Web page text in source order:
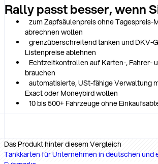
Rally passt besser, wenn
zum Zapfsäulenpreis ohne Tagespreis-
abrechnen wollen
grenzüberschreitend tanken und DKV-
Listenpreise ablehnen
Echtzeitkontrollen auf Karten-, Fahrer-
brauchen
automatisierte, USt-fähige Verwaltung
Exact oder Moneybird wollen
10 bis 500+ Fahrzeuge ohne
Das Produkt hinter diesem Vergleich
Tankkarten für Unternehmen in deutschen und